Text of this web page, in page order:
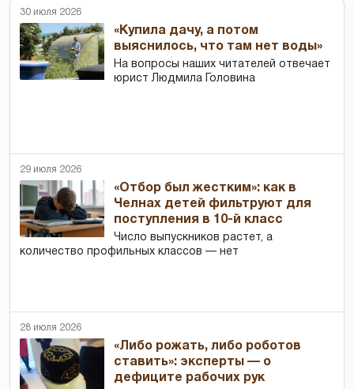
30 июля 2026
«Купила дачу, а потом
выяснилось, что там нет воды»
На вопросы наших читателей отвечает
юрист Людмила Головина
29 июля 2026
«Отбор был жестким»: как в
Челнах детей фильтруют для
поступления в 10-й класс
Число выпускников растет, а
количество профильных классов — нет
28 июля 2026
«Либо рожать, либо роботов
ставить»: эксперты — о
дефиците рабочих рук